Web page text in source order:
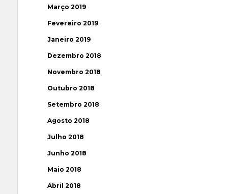
Março 2019
Fevereiro 2019
Janeiro 2019
Dezembro 2018
Novembro 2018
Outubro 2018
Setembro 2018
Agosto 2018
Julho 2018
Junho 2018
Maio 2018
Abril 2018